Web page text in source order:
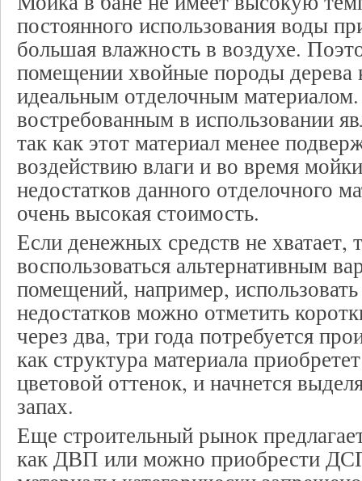
постоянного использования воды
большая влажность в воздухе.
помещении хвойные породы дерева
идеальным отделочным
востребованным в использовании
так как этот материал менее
воздействию влаги и во время
недостатков данного отделочного
очень высокая стоимость.
Если денежных средств не хватает,
воспользоваться альтернативным
помещений, например,
недостатков можно отметить
через два, три года потребуется
как структура материала
цветовой оттенок, и начнется
запах.
Еще строительный рынок
как ДВП или можно приобрести